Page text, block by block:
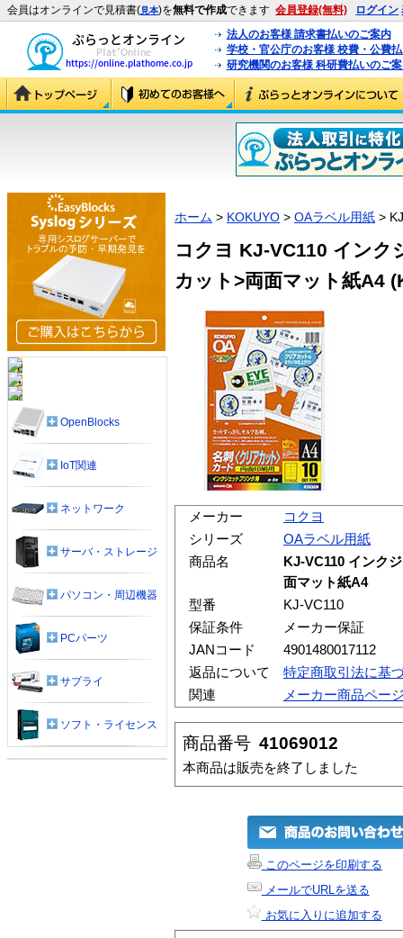
会員はオンラインで見積書(見本)を無料で作成できます 会員登録(無料) ログイン
法人のお客様 請求書払いのご案内
学校・官公庁のお客様 校費・公費
研究機関のお客様 科研費払いのご
ホーム > KOKUYO > OAラベル用紙 >
コクヨ KJ-VC110 インク
カット>両面マット紙A4
メーカー
コクヨ
シリーズ
OAラベル用紙
商品名
KJ-VC110 インク
面マット紙A4
型番
KJ-VC110
保証条件
メーカー保証
JANコード
4901480017112
返品について
特定商取引法に基
関連
メーカー商品ペー
商品番号 41069012
本商品は販売を終了しました
このページを印刷する
メールでURLを送る
お気に入りに追加する
OpenBlocks
IoT関連
ネットワーク
サーバ・ストレージ
パソコン・周辺機器
PCパーツ
サプライ
ソフト・ライセンス